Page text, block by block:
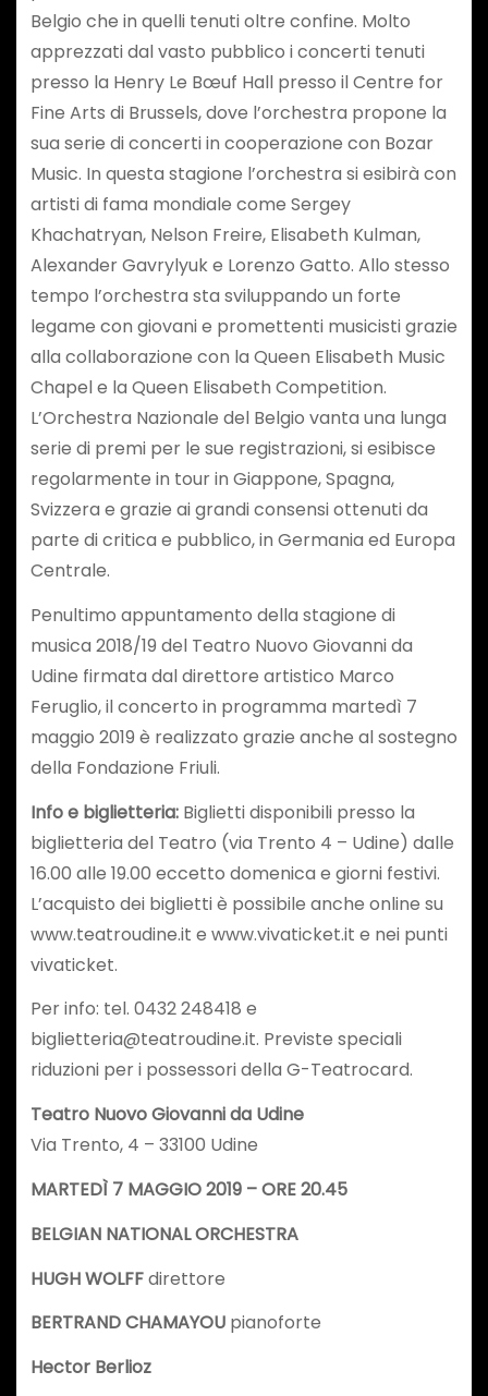
Belgio che in quelli tenuti oltre confine. Molto
apprezzati dal vasto pubblico i concerti tenuti
presso la Henry Le Bœuf Hall presso il Centre for
Fine Arts di Brussels, dove l’orchestra propone la
sua serie di concerti in cooperazione con Bozar
Music. In questa stagione l’orchestra si esibirà con
artisti di fama mondiale come Sergey
Khachatryan, Nelson Freire, Elisabeth Kulman,
Alexander Gavrylyuk e Lorenzo Gatto. Allo stesso
tempo l’orchestra sta sviluppando un forte
legame con giovani e promettenti musicisti grazie
alla collaborazione con la Queen Elisabeth Music
Chapel e la Queen Elisabeth Competition.
L’Orchestra Nazionale del Belgio vanta una lunga
serie di premi per le sue registrazioni, si esibisce
regolarmente in tour in Giappone, Spagna,
Svizzera e grazie ai grandi consensi ottenuti da
parte di critica e pubblico, in Germania ed Europa
Centrale.
Penultimo appuntamento della stagione di
musica 2018/19 del Teatro Nuovo Giovanni da
Udine firmata dal direttore artistico Marco
Feruglio, il concerto in programma martedì 7
maggio 2019 è realizzato grazie anche al sostegno
della Fondazione Friuli.
Info e biglietteria: Biglietti disponibili presso la
biglietteria del Teatro (via Trento 4 – Udine) dalle
16.00 alle 19.00 eccetto domenica e giorni festivi.
L’acquisto dei biglietti è possibile anche online su
www.teatroudine.it e www.vivaticket.it e nei punti
vivaticket.
Per info: tel. 0432 248418 e
biglietteria@teatroudine.it. Previste speciali
riduzioni per i possessori della G-Teatrocard.
Teatro Nuovo Giovanni da Udine
Via Trento, 4 – 33100 Udine
MARTEDÌ 7 MAGGIO 2019 – ORE 20.45
BELGIAN NATIONAL ORCHESTRA
HUGH WOLFFdirettore
BERTRAND CHAMAYOU pianoforte
Hector Berlioz